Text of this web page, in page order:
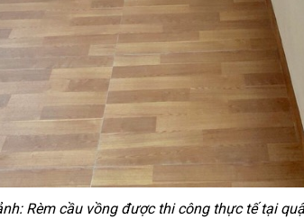
Rèm cầu vồng được thi công thực tế tại